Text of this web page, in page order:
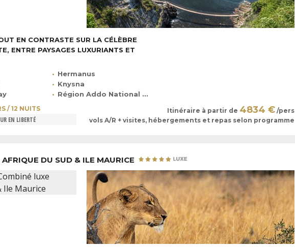
EN CONTRASTE SUR LA CÉLÈBRE
ENTRE PAYSAGES LUXURIANTS ET
Hermanus
Knysna
Région Addo National Park (réserve privée de Kariega)
/ 12 NUITS
EN LIBERTÉ
Itinéraire à partir de 4834 €/pers
vols A/R + visites, hébergements et repas selon programme
DU SUD & ILE MAURICE